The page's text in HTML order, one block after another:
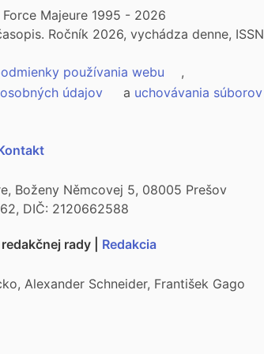
Majeure 1995 - 2026
Ročník 2026, vychádza denne, ISSN
používania webu
,
údajov
a uchovávania súborov
Boženy Němcovej 5, 08005 Prešov
DIČ: 2120662588
rady | Redakcia
Alexander Schneider, František Gago